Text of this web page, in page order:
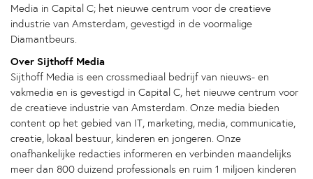
Media in Capital C; het nieuwe centrum voor de creatieve
industrie van Amsterdam, gevestigd in de voormalige
Diamantbeurs.
Over Sijthoff Media
Sijthoff Media is een crossmediaal bedrijf van nieuws- en
vakmedia en is gevestigd in Capital C, het nieuwe centrum voor
de creatieve industrie van Amsterdam. Onze media bieden
content op het gebied van IT, marketing, media, communicatie,
creatie, lokaal bestuur, kinderen en jongeren. Onze
onafhankelijke redacties informeren en verbinden maandelijks
meer dan 800 duizend professionals en ruim 1 miljoen kinderen